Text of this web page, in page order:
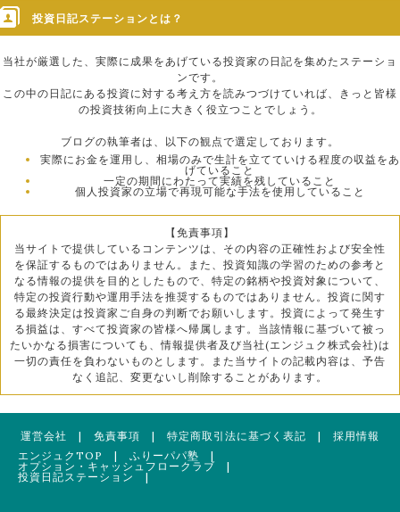
投資日記ステーションとは？
当社が厳選した、実際に成果をあげている投資家の日記を集めたステーショ
ンです。
この中の日記にある投資に対する考え方を読みつづけていれば、きっと皆様
の投資技術向上に大きく役立つことでしょう。
ブログの執筆者は、以下の観点で選定しております。
実際にお金を運用し、相場のみで生計を立てていける程度の収益をあ
げていること
一定の期間にわたって実績を残していること
個人投資家の立場で再現可能な手法を使用していること
【免責事項】
当サイトで提供しているコンテンツは、その内容の正確性および安全性
を保証するものではありません。また、投資知識の学習のための参考と
なる情報の提供を目的としたもので、特定の銘柄や投資対象について、
特定の投資行動や運用手法を推奨するものではありません。投資に関す
る最終決定は投資家ご自身の判断でお願いします。投資によって発生す
る損益は、すべて投資家の皆様へ帰属します。当該情報に基づいて被っ
たいかなる損害についても、情報提供者及び当社(エンジュク株式会社)は
一切の責任を負わないものとします。また当サイトの記載内容は、予告
なく追記、変更ないし削除することがあります。
運営会社 | 免責事項 | 特定商取引法に基づく表記 | 採用情報
エンジュクTOP
| ふりーパパ塾 |
オプション・キャッシュフロークラブ |
投資日記ステーション
|